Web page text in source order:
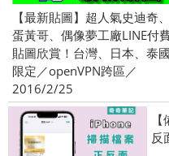
【最新貼圖】超人氣史迪奇、
蛋黃哥、偶像夢工廠LINE付
貼圖欣賞！台灣、日本、泰國
限定／openVPN跨區／
2016/2/25
反